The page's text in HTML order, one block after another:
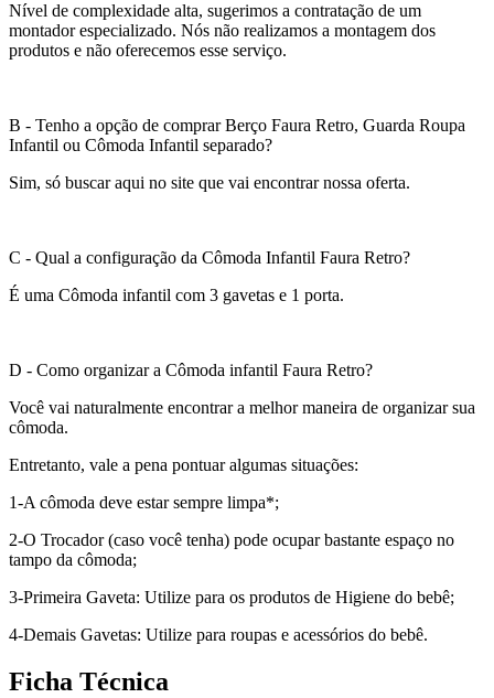
Nível de complexidade alta, sugerimos a contratação de um
montador especializado. Nós não realizamos a montagem dos
produtos e não oferecemos esse serviço.
B - Tenho a opção de comprar Berço Faura Retro, Guarda Roupa
Infantil ou Cômoda Infantil separado?
Sim, só buscar aqui no site que vai encontrar nossa oferta.
C - Qual a configuração da Cômoda Infantil Faura Retro?
É uma Cômoda infantil com 3 gavetas e 1 porta.
D - Como organizar a Cômoda infantil Faura Retro?
Você vai naturalmente encontrar a melhor maneira de organizar sua
cômoda.
Entretanto, vale a pena pontuar algumas situações:
1-A cômoda deve estar sempre limpa*;
2-O Trocador (caso você tenha) pode ocupar bastante espaço no
tampo da cômoda;
3-Primeira Gaveta: Utilize para os produtos de Higiene do bebê;
4-Demais Gavetas: Utilize para roupas e acessórios do bebê.
Ficha Técnica